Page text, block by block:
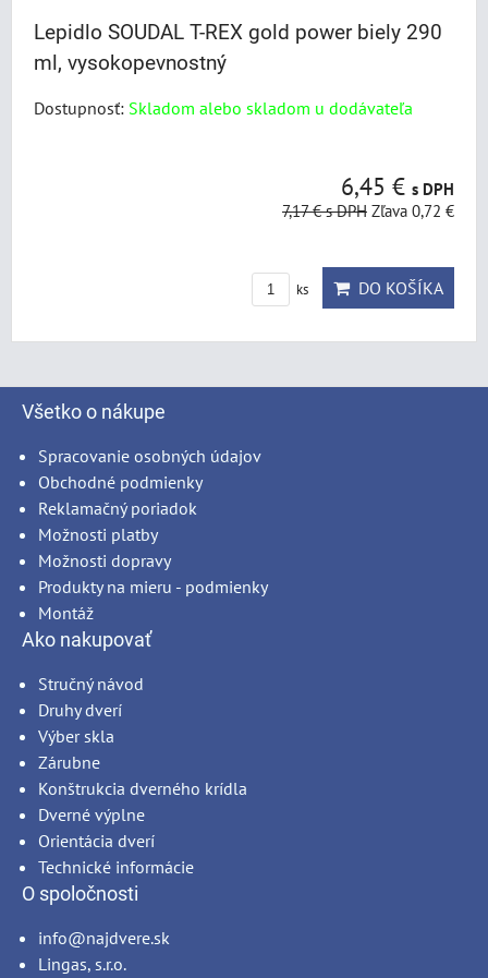
Lepidlo SOUDAL T-REX gold power biely 290
ml, vysokopevnostný
Dostupnosť: Skladom alebo skladom u dodávateľa
6,45 € s DPH
7,17 €s DPH Zľava 0,72 €
ks DO KOŠÍKA
Všetko o nákupe
Spracovanie osobných údajov
Obchodné podmienky
Reklamačný poriadok
Možnosti platby
Možnosti dopravy
Produkty na mieru - podmienky
Montáž
Ako nakupovať
Stručný návod
Druhy dverí
Výber skla
Zárubne
Konštrukcia dverného krídla
Dverné výplne
Orientácia dverí
Technické informácie
O spoločnosti
info@najdvere.sk
Lingas, s.r.o.